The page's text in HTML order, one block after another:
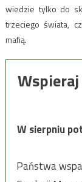
wiedzie tylko do
trzeciego świata,
mafią.
W sierpniu
Państwa